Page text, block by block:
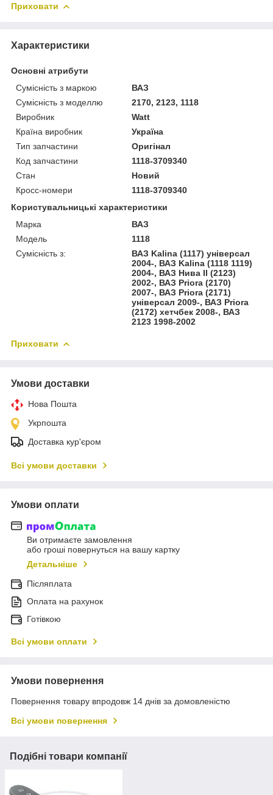
Приховати
Характеристики
Основні атрибути
Сумісність з маркою
ВАЗ
Сумісність з моделлю
2170, 2123, 1118
Виробник
Watt
Країна виробник
Україна
Тип запчастини
Оригінал
Код запчастини
1118-3709340
Стан
Новий
Кросс-номери
1118-3709340
Користувальницькі характеристики
Марка
ВАЗ
Модель
1118
Сумісність з:
ВАЗ Kalina (1117) універсал
2004-, ВАЗ Kalina (1118 1119)
2004-, ВАЗ Нива II (2123)
2002-, ВАЗ Priora (2170)
2007-, ВАЗ Priora (2171)
універсал 2009-, ВАЗ Priora
(2172) хетчбек 2008-, ВАЗ
2123 1998-2002
Приховати
Умови доставки
Нова Пошта
Укрпошта
Доставка кур'єром
Всі умови доставки
Умови оплати
Ви отримаєте замовлення
або гроші повернуться на вашу картку
Детальніше
Післяплата
Оплата на рахунок
Готівкою
Всі умови оплати
Умови повернення
Повернення товару впродовж 14 днів за домовленістю
Всі умови повернення
Подібні товари компанії